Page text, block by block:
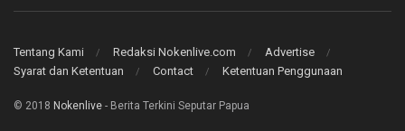
Tentang Kami Redaksi Nokenlive.com
Advertise
Syarat dan Ketentuan
Contact Ketentuan Penggunaan
© 2018 Nokenlive - Berita Terkini Seputar Papua